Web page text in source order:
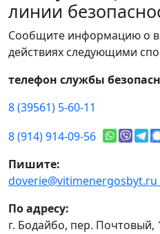
линии
Сообщите информацию о
действиях следующими
телефон службы
8 (39561) 5-60-11
8 (914) 914-09-56
Пишите:
doverie@vitimenergosbyt.ru
По адресу:
г. Бодайбо, пер. Почтовый,